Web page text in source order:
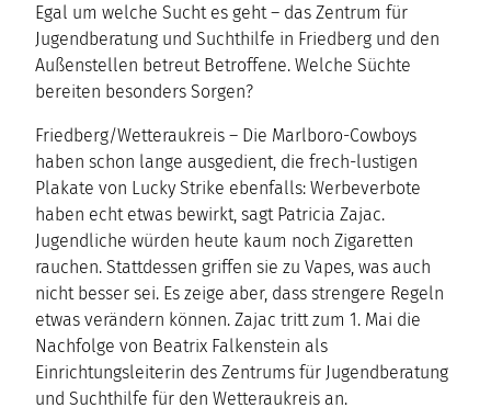
Egal um welche Sucht es geht – das Zentrum für
Jugendberatung und Suchthilfe in Friedberg und den
Außenstellen betreut Betroffene. Welche Süchte
bereiten besonders Sorgen?
Friedberg/Wetteraukreis – Die Marlboro-Cowboys
haben schon lange ausgedient, die frech-lustigen
Plakate von Lucky Strike ebenfalls: Werbeverbote
haben echt etwas bewirkt, sagt Patricia Zajac.
Jugendliche würden heute kaum noch Zigaretten
rauchen. Stattdessen griffen sie zu Vapes, was auch
nicht besser sei. Es zeige aber, dass strengere Regeln
etwas verändern können. Zajac tritt zum 1. Mai die
Nachfolge von Beatrix Falkenstein als
Einrichtungsleiterin des Zentrums für Jugendberatung
und Suchthilfe für den Wetteraukreis an.